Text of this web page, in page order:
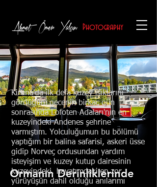
Ahmet Ömer Yalçın Photography
Ormanın Derinliklerinde
Kiruna'da ilk defa kuzey ışıklarını
gördüğüm gecenin birkaç gün
sonrasında Lofoten Adaları'nın en
kuzeyindeki Andenes şehrine
varmıştım. Yolculuğumun bu bölümü
yaptığım bir balina safarisi, askeri üsse
gidip Norveç ordusundan yardım
isteyişim ve kuzey kutup dairesinin
kuzeyindeki, hayatımdaki en zor
yürüyüşün dahil olduğu anılarımı